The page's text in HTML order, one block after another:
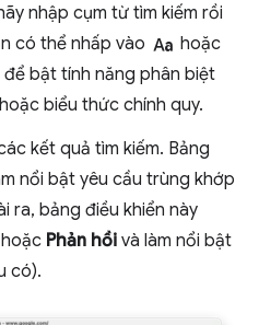
nhập cụm từ tìm kiếm rồi
có thể nhấp vào match_case hoặc
bật tính năng phân biệt
biểu thức chính quy.
kết quả tìm kiếm. Bảng
nổi bật yêu cầu trùng khớp
ra, bảng điều khiển này
Phản hồi và làm nổi bật
có).